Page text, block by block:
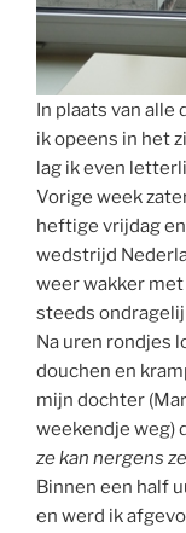
In plaats van alle
ik opeens in het
lag ik even
Vorige week
heftige vrijdag
wedstrijd
weer wakker met
steeds
Na uren rondjes
douchen en
mijn dochter
weekendje weg)
ze kan nergens
Binnen een half
en werd ik